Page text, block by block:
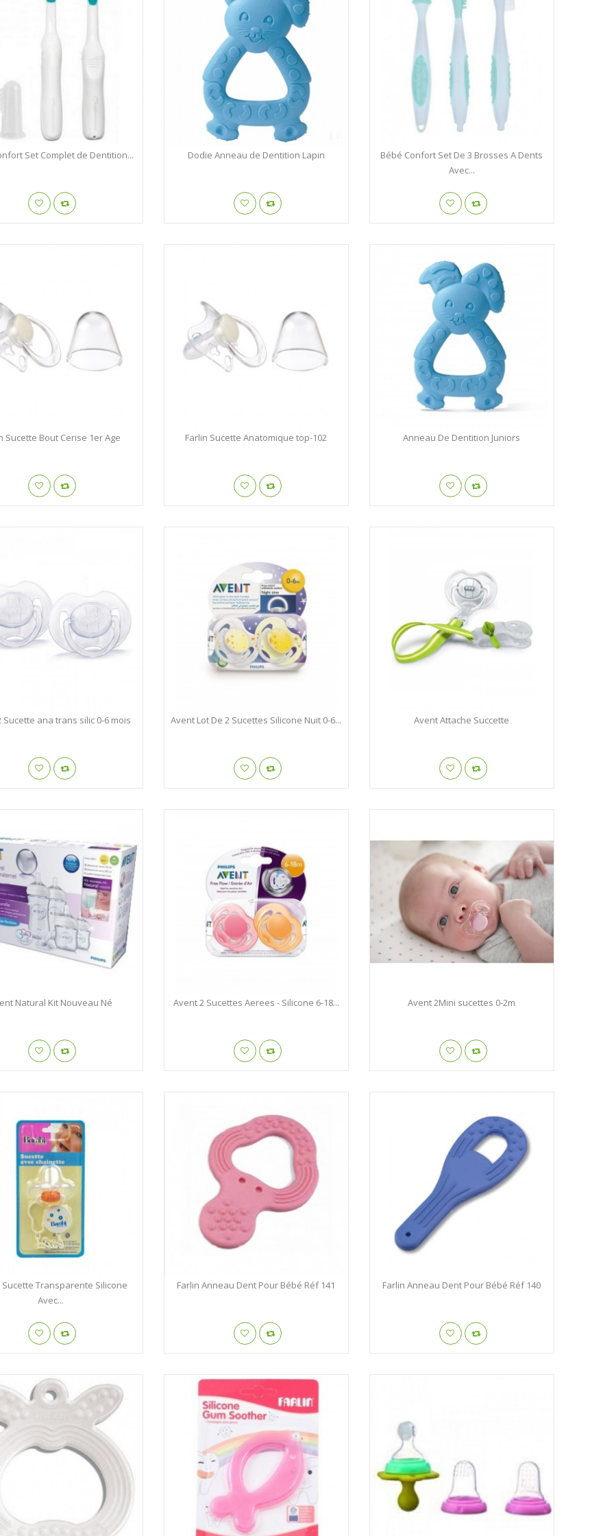
Set Complet de Dentition... Dodie Anneau de Dentition Lapin
Bébé Confort Set De 3 Brosses A Dents
Avec...
Sucette Bout Cerise 1er Age Farlin Sucette Anatomique top-102 Anneau De Dentition Juniors
Sucette ana trans silic 0-6 mois Avent Lot De 2 Sucettes Silicone Nuit 0-6... Avent Attache Succette
Natural Kit Nouveau Né Avent 2 Sucettes Aerees - Silicone 6-18... Avent 2Mini sucettes 0-2m
Sucette Transparente Silicone
Avec...
Farlin Anneau Dent Pour Bébé Réf 141 Farlin Anneau Dent Pour Bébé Réf 140